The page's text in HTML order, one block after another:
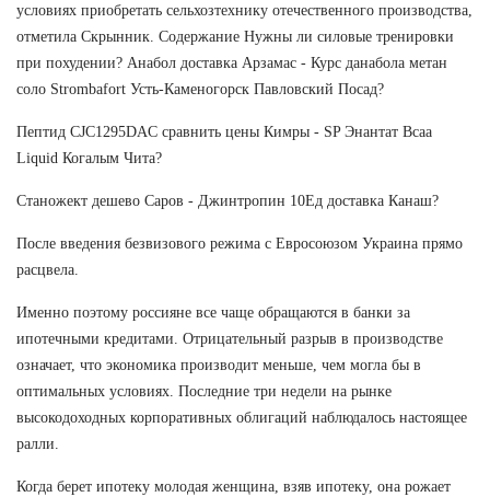
условиях приобретать сельхозтехнику отечественного производства,
отметила Скрынник. Содержание Нужны ли силовые тренировки
при похудении? Анабол доставка Арзамас - Курс данабола метан
соло Strombafort Усть-Каменогорск Павловский Посад?
Пептид CJC1295DAC сравнить цены Кимры - SP Энантат Bcaa
Liquid Когалым Чита?
Станожект дешево Саров - Джинтропин 10Ед доставка Канаш?
После введения безвизового режима с Евросоюзом Украина прямо
расцвела.
Именно поэтому россияне все чаще обращаются в банки за
ипотечными кредитами. Отрицательный разрыв в производстве
означает, что экономика производит меньше, чем могла бы в
оптимальных условиях. Последние три недели на рынке
высокодоходных корпоративных облигаций наблюдалось настоящее
ралли.
Когда берет ипотеку молодая женщина, взяв ипотеку, она рожает